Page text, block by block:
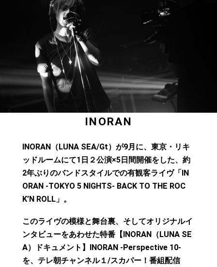
INORAN
INORAN （LUNA SEA/Gt）が9月に、東京・リキ
ッドルームにて1日２公演×5日間開催をした、約
2年ぶりのバンドスタイルでの有観客ライヴ「IN
ORAN -TOKYO 5 NIGHTS- BACK TO THE ROC
K’N ROLL」。
このライヴの模様と舞台裏、そしてオリジナルイ
ンタビューをあわせた特番【INORAN（LUNA SE
A）ドキュメント】INORAN -Perspective 10-
を、テレ朝チャンネル１/スカパー！番組配信